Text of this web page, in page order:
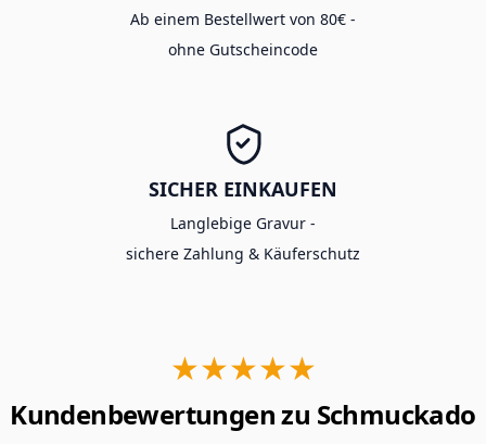
Ab einem Bestellwert von 80€ -
ohne Gutscheincode
SICHER EINKAUFEN
Langlebige Gravur -
sichere Zahlung & Käuferschutz
★★★★★
Kundenbewertungen zu Schmuckado